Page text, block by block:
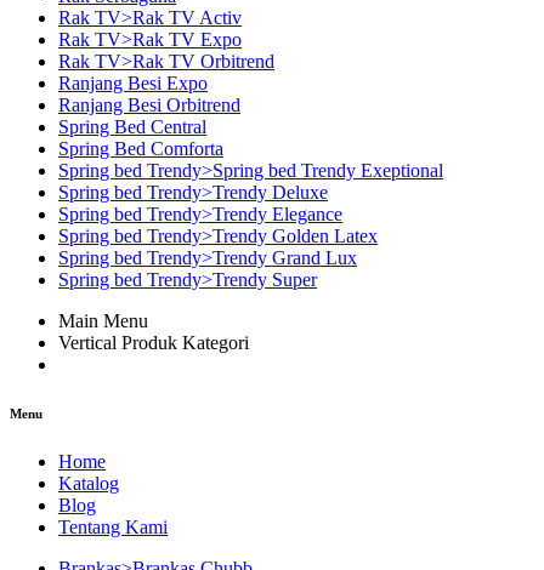
Rak TV>Rak TV Activ
Rak TV>Rak TV Expo
Rak TV>Rak TV Orbitrend
Ranjang Besi Expo
Ranjang Besi Orbitrend
Spring Bed Central
Spring Bed Comforta
Spring bed Trendy>Spring bed Trendy Exeptional
Spring bed Trendy>Trendy Deluxe
Spring bed Trendy>Trendy Elegance
Spring bed Trendy>Trendy Golden Latex
Spring bed Trendy>Trendy Grand Lux
Spring bed Trendy>Trendy Super
Main Menu
Vertical Produk Kategori
Menu
Home
Katalog
Blog
Tentang Kami